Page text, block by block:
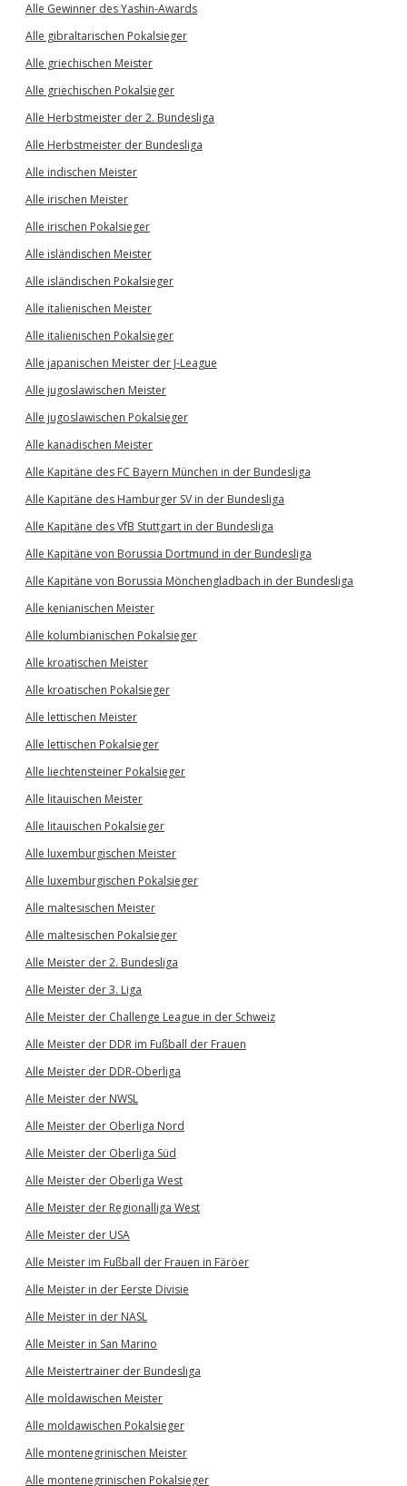
Alle Gewinner des Yashin-Awards
Alle gibraltarischen Pokalsieger
Alle griechischen Meister
Alle griechischen Pokalsieger
Alle Herbstmeister der 2. Bundesliga
Alle Herbstmeister der Bundesliga
Alle indischen Meister
Alle irischen Meister
Alle irischen Pokalsieger
Alle isländischen Meister
Alle isländischen Pokalsieger
Alle italienischen Meister
Alle italienischen Pokalsieger
Alle japanischen Meister der J-League
Alle jugoslawischen Meister
Alle jugoslawischen Pokalsieger
Alle kanadischen Meister
Alle Kapitäne des FC Bayern München in der Bundesliga
Alle Kapitäne des Hamburger SV in der Bundesliga
Alle Kapitäne des VfB Stuttgart in der Bundesliga
Alle Kapitäne von Borussia Dortmund in der Bundesliga
Alle Kapitäne von Borussia Mönchengladbach in der Bundesliga
Alle kenianischen Meister
Alle kolumbianischen Pokalsieger
Alle kroatischen Meister
Alle kroatischen Pokalsieger
Alle lettischen Meister
Alle lettischen Pokalsieger
Alle liechtensteiner Pokalsieger
Alle litauischen Meister
Alle litauischen Pokalsieger
Alle luxemburgischen Meister
Alle luxemburgischen Pokalsieger
Alle maltesischen Meister
Alle maltesischen Pokalsieger
Alle Meister der 2. Bundesliga
Alle Meister der 3. Liga
Alle Meister der Challenge League in der Schweiz
Alle Meister der DDR im Fußball der Frauen
Alle Meister der DDR-Oberliga
Alle Meister der NWSL
Alle Meister der Oberliga Nord
Alle Meister der Oberliga Süd
Alle Meister der Oberliga West
Alle Meister der Regionalliga West
Alle Meister der USA
Alle Meister im Fußball der Frauen in Färöer
Alle Meister in der Eerste Divisie
Alle Meister in der NASL
Alle Meister in San Marino
Alle Meistertrainer der Bundesliga
Alle moldawischen Meister
Alle moldawischen Pokalsieger
Alle montenegrinischen Meister
Alle montenegrinischen Pokalsieger